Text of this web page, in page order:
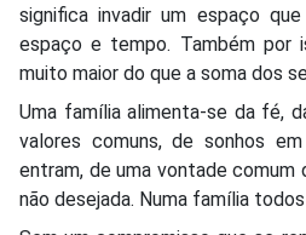
significa invadir um espaço
espaço e tempo. Também por
muito maior do que a soma dos
Uma família alimenta-se da fé,
valores comuns, de sonhos
entram, de uma vontade comum
não desejada. Numa família